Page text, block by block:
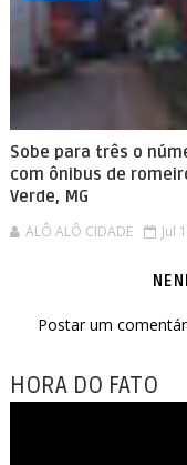
Sobe para três o
com ônibus de
Verde, MG
ALÔ ALÔ CIDADE Jul
Postar um
HORA DO FATO